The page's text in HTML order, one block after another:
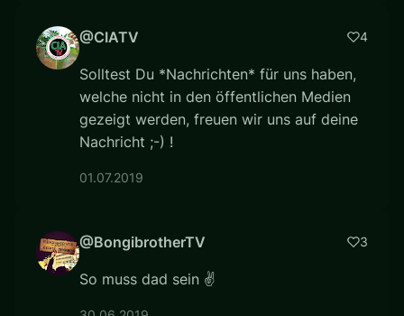
@CIATV 4
Solltest Du *Nachrichten* für uns haben,
welche nicht in den öffentlichen Medien
gezeigt werden, freuen wir uns auf deine
Nachricht ;-) !
01.07.2019
@BongibrotherTV 3
So muss dad sein ✌️